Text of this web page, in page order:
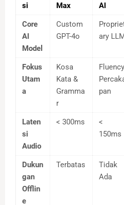
si
Max
AI
Core
AI
Model
Custom
GPT-4o
ary
Fokus
Utam
a
Kosa
Kata &
Gramma
r
Fluency
pan
Laten
si
Audio
< 300ms
<
150ms
Dukun
gan
Offlin
e
Terbatas
Tidak
Ada